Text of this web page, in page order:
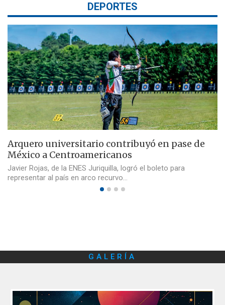
DEPORTES
Arquero universitario contribuyó en pase de
México a Centroamericanos
Javier Rojas, de la ENES Juriquilla, logró el boleto para
representar al país en arco recurvo…
GALERÍA